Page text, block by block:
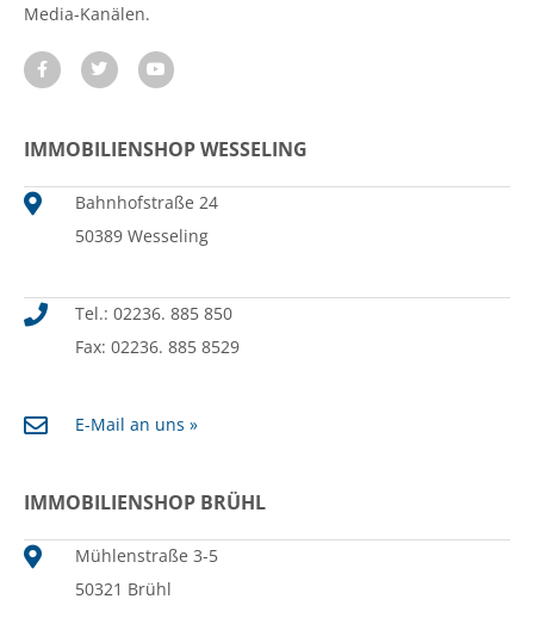
Media-Kanälen.
IMMOBILIENSHOP WESSELING
Bahnhofstraße 24
50389 Wesseling
Tel.: 02236. 885 850
Fax: 02236. 885 8529
E-Mail an uns »
IMMOBILIENSHOP BRÜHL
Mühlenstraße 3-5
50321 Brühl